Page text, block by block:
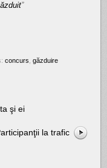
”
concurs ,găzduire
şi ei
la trafic